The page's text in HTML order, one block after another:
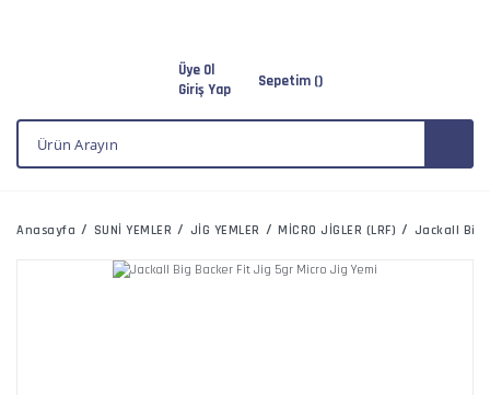
Üye Ol
Giriş Yap
Sepetim ()
Anasayfa SUNİ YEMLER JİG YEMLER MİCRO JİGLER (LRF) Jackall Big